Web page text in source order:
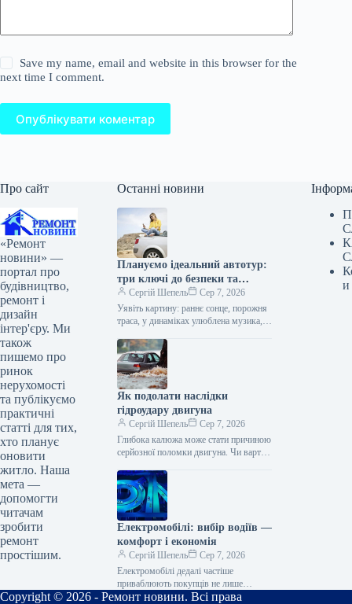
Save my name, email and website in this browser for the
next time I comment.
Опублікувати коментар
Про сайт
«Ремонт
новини» —
портал про
будівництво,
ремонт і
дизайн
інтер'єру. Ми
також
пишемо про
ринок
нерухомості
та публікуємо
практичні
статті для тих,
хто планує
оновити
житло. Наша
мета —
допомогти
читачам
зробити
ремонт
простішим.
Останні новини
Плануємо ідеальний автотур:
три ключі до безпеки та
комфорту
Сергій Шепель
Сер 7, 2026
Уявіть картину: раннє сонце, порожня
траса, у динаміках улюблена музика, а
заради цього відчуття свободи…
Як подолати наслідки
гідроудару двигуна
Сергій Шепель
Сер 7, 2026
Глибока калюжа може стати причиною
серйозної поломки двигуна. Чи варто
коли синоптики обіцяють зливу?
Головною…
Електромобілі: вибір водіїв —
комфорт і економія
Сергій Шепель
Сер 7, 2026
Електромобілі дедалі частіше
приваблюють покупців не лише
екологічністю чи нижчими витратами
и
Copyright © 2026 - Ремонт новини. Всі права